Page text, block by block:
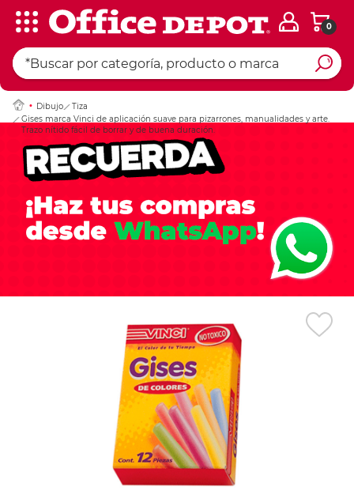
0
Dibujo
Tiza
Gises marca Vinci de aplicación suave para pizarrones, manualidades y arte.
Trazo nítido fácil de borrar y de buena duración.
Ingresar Codigo